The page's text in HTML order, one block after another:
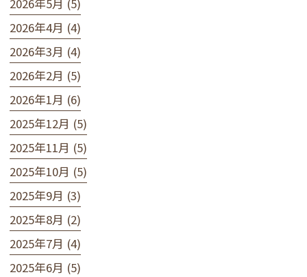
2026年5月 (5)
2026年4月 (4)
2026年3月 (4)
2026年2月 (5)
2026年1月 (6)
2025年12月 (5)
2025年11月 (5)
2025年10月 (5)
2025年9月 (3)
2025年8月 (2)
2025年7月 (4)
2025年6月 (5)